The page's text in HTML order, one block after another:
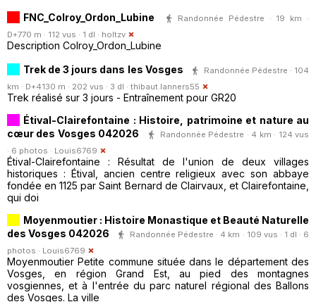
FNC_Colroy_Ordon_Lubine
Randonnée Pédestre · 19 km ·
D+770 m · 112 vus · 1 dl · holtzv
Description Colroy_Ordon_Lubine
Trek de 3 jours dans les Vosges
Randonnée Pédestre · 104
km · D+4130 m · 202 vus · 3 dl · thibaut.lanners55
Trek réalisé sur 3 jours - Entraînement pour GR20
Étival-Clairefontaine : Histoire, patrimoine et nature au
cœur des Vosges 042026
Randonnée Pédestre · 4 km · 124 vus
· 6 photos · Louis6769
Étival-Clairefontaine : Résultat de l'union de deux villages
historiques : Étival, ancien centre religieux avec son abbaye
fondée en 1125 par Saint Bernard de Clairvaux, et Clairefontaine,
qui doi
Moyenmoutier : Histoire Monastique et Beauté Naturelle
des Vosges 042026
Randonnée Pédestre · 4 km · 109 vus · 1 dl · 6
photos · Louis6769
Moyenmoutier Petite commune située dans le département des
Vosges, en région Grand Est, au pied des montagnes
vosgiennes, et à l'entrée du parc naturel régional des Ballons
des Vosges. La ville